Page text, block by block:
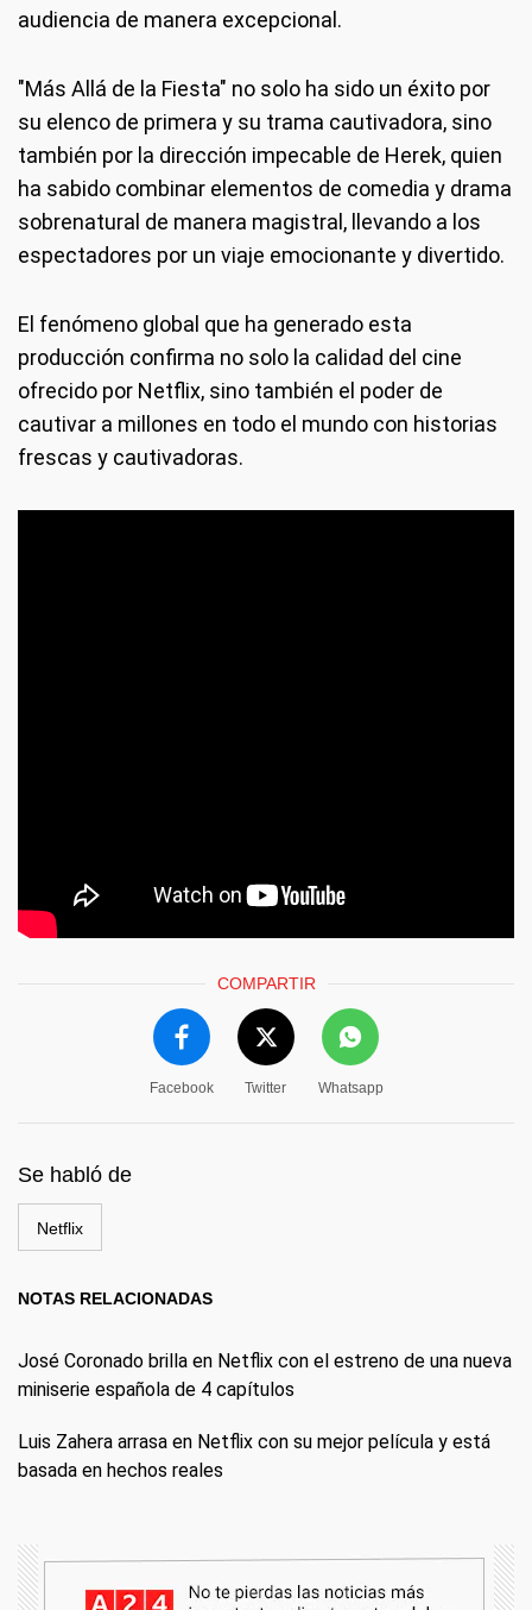
audiencia de manera excepcional.
"Más Allá de la Fiesta" no solo ha sido un éxito por
su elenco de primera y su trama cautivadora, sino
también por la dirección impecable de Herek, quien
ha sabido combinar elementos de comedia y drama
sobrenatural de manera magistral, llevando a los
espectadores por un viaje emocionante y divertido.
El fenómeno global que ha generado esta
producción confirma no solo la calidad del cine
ofrecido por Netflix, sino también el poder de
cautivar a millones en todo el mundo con historias
frescas y cautivadoras.
COMPARTIR
Facebook Twitter Whatsapp
Se habló de
Netflix
NOTAS RELACIONADAS
José Coronado brilla en Netflix con el estreno de una nueva
miniserie española de 4 capítulos
Luis Zahera arrasa en Netflix con su mejor película y está
basada en hechos reales